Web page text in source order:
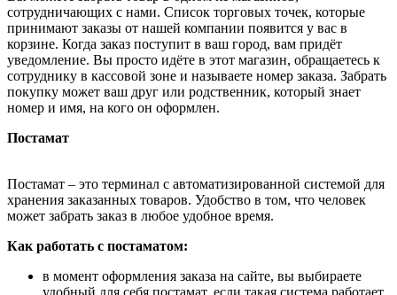
сотрудничающих с нами. Список торговых точек, которые
принимают заказы от нашей компании появится у вас в
корзине. Когда заказ поступит в ваш город, вам придёт
уведомление. Вы просто идёте в этот магазин, обращаетесь к
сотруднику в кассовой зоне и называете номер заказа. Забрать
покупку может ваш друг или родственник, который знает
номер и имя, на кого он оформлен.
Постамат
Постамат – это терминал с автоматизированной системой для
хранения заказанных товаров. Удобство в том, что человек
может забрать заказ в любое удобное время.
Как работать с постаматом:
в момент оформления заказа на сайте, вы выбираете